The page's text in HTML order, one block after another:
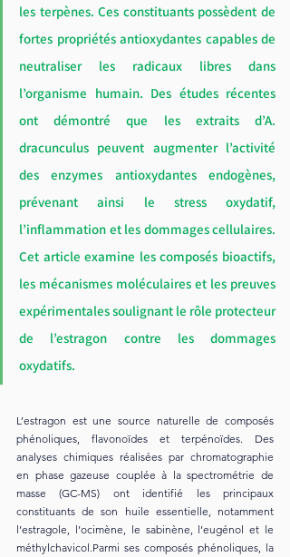
les terpènes. Ces constituants possèdent de
fortes propriétés antioxydantes capables de
neutraliser les radicaux libres dans
l’organisme humain. Des études récentes
ont démontré que les extraits d’A.
dracunculus peuvent augmenter l’activité
des enzymes antioxydantes endogènes,
prévenant ainsi le stress oxydatif,
l’inflammation et les dommages cellulaires.
Cet article examine les composés bioactifs,
les mécanismes moléculaires et les preuves
expérimentales soulignant le rôle protecteur
de l’estragon contre les dommages
oxydatifs.
L’estragon est une source naturelle de composés
phénoliques, flavonoïdes et terpénoïdes. Des
analyses chimiques réalisées par chromatographie
en phase gazeuse couplée à la spectrométrie de
masse (GC-MS) ont identifié les principaux
constituants de son huile essentielle, notamment
l’estragole, l’ocimène, le sabinène, l’eugénol et le
méthylchavicol.Parmi ses composés phénoliques, la